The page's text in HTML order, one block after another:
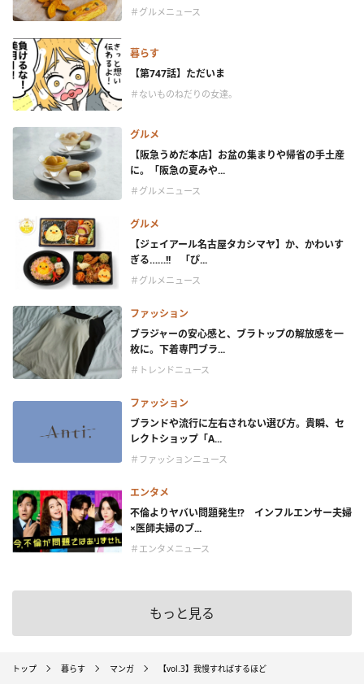
＃グルメニュース
暮らす
【第747話】ただいま
＃ないものねだりの女達。
グルメ
【阪急うめだ本店】お盆の集まりや帰省の手土産
に。「阪急の夏みや...
＃グルメニュース
グルメ
【ジェイアール名古屋タカシマヤ】か、かわいす
ぎる……!! 「ぴ...
＃グルメニュース
ファッション
ブラジャーの安心感と、ブラトップの解放感を一
枚に。下着専門ブラ...
＃トレンドニュース
ファッション
ブランドや流行に左右されない選び方。貴瞬、セ
レクトショップ「A...
＃ファッションニュース
エンタメ
不倫よりヤバい問題発生!? インフルエンサー夫婦
×医師夫婦のブ...
＃エンタメニュース
もっと見る
トップ 暮らす マンガ 【vol.3】我慢すればするほど